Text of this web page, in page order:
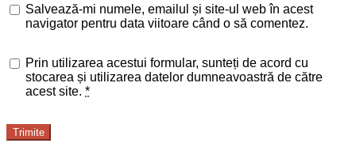
Salvează-mi numele, emailul și site-ul web în acest
navigator pentru data viitoare când o să comentez.
Prin utilizarea acestui formular, sunteți de acord cu
stocarea și utilizarea datelor dumneavoastră de către
acest site. *
Trimite